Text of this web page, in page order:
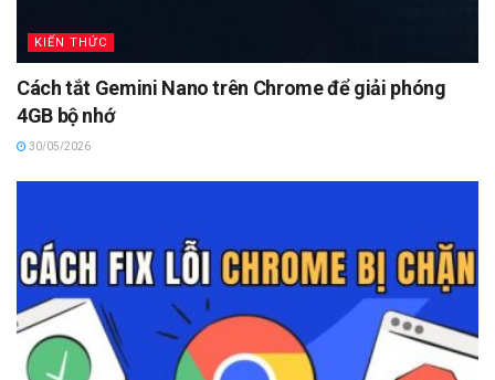
KIẾN THỨC
Cách tắt Gemini Nano trên Chrome để giải phóng
4GB bộ nhớ
30/05/2026